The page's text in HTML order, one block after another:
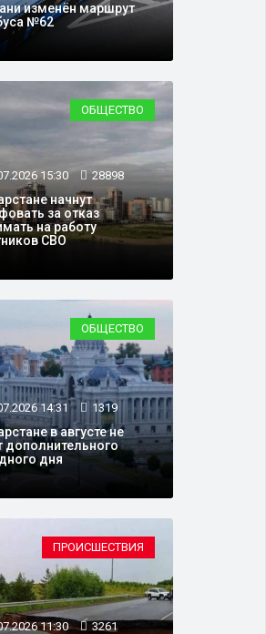
изменён маршрут
№62
ОБЩЕСТВО
15:30 28898
начнут
за отказ
на работу
СВО
ОБЩЕСТВО
14:31 1319
в августе не
дополнительного
дня
ПРОИСШЕСТВИЯ
11:30 3261